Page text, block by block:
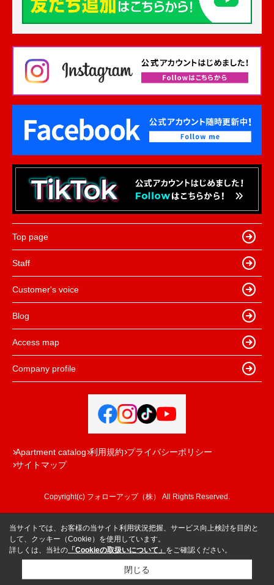
Top page
Staff
Customer's voice
Blog
Access map
Company profile
Apartment catalog 利用規約 プライバシーポリシー
サイトマップ
Copyright(c) フォローアップ（株） All Rights Reserved.
当サイトでは、お客様の当サイト利用状況把握、サービス向上検討を目的と
して、クッキー（Cookie）を使用しています。
詳しくは、当社の 「Cookieの取扱いについて」 をご確認ください。
閉じる